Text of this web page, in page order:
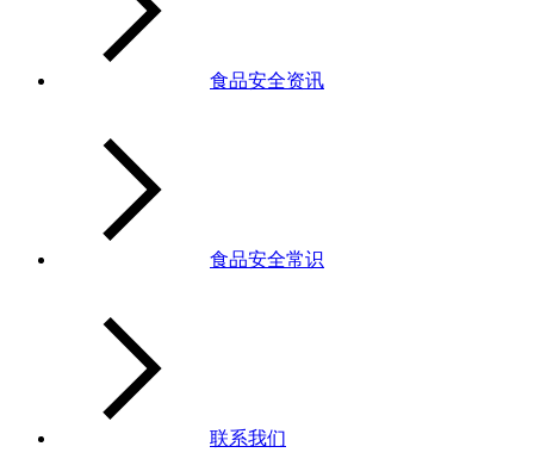
食品安全资讯
食品安全常识
联系我们